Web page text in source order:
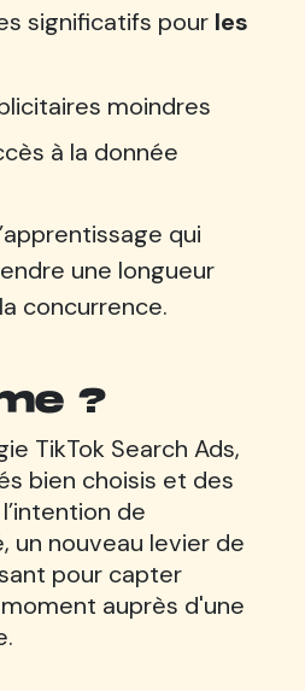
significatifs pour les
moindres
à la donnée
qui
une longueur
concurrence.
?
TikTok Search Ads,
bien choisis et des
de
un nouveau levier de
pour capter
auprès d'une